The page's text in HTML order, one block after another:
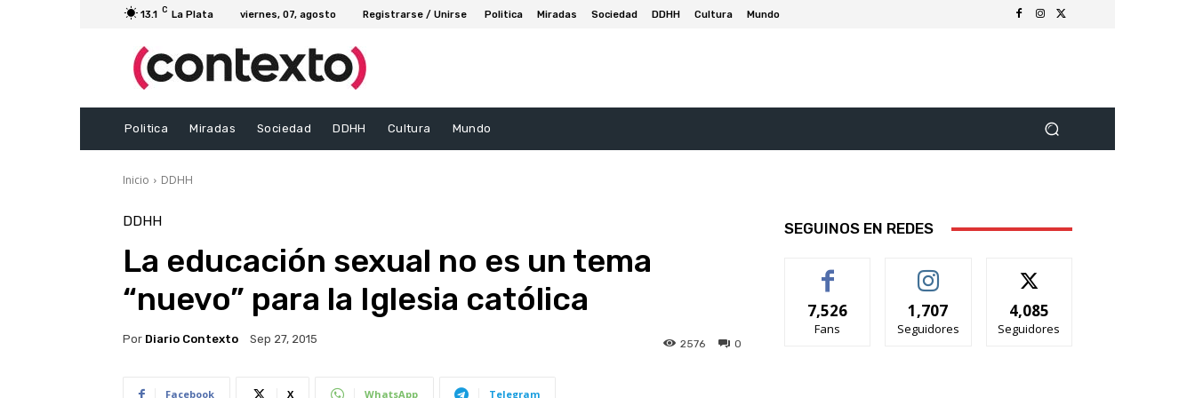
13.1 C La Plata viernes, 07, agosto Registrarse / Unirse Politica Miradas Sociedad DDHH Cultura Mundo
Politica Miradas Sociedad DDHH Cultura Mundo
Inicio DDHH
DDHH
La educación sexual no es un tema
“nuevo” para la Iglesia católica
Por Diario Contexto Sep 27, 2015 0
2576
Facebook X WhatsApp Telegram
SEGUINOS EN REDES
7,526
Fans
1,707
Seguidores
4,085
Seguidores